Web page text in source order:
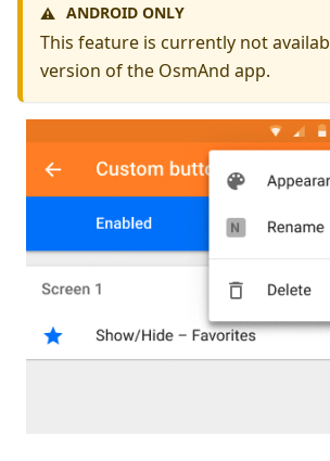
⚠️ ANDROID ONLY
This feature is currently not
version of the OsmAnd app.